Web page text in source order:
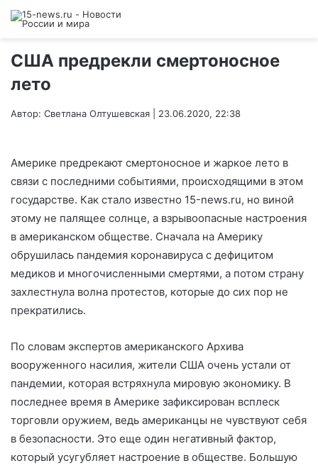
США предрекли смертоносное
лето
Автор: Светлана Олтушевская | 23.06.2020, 22:38
Америке предрекают смертоносное и жаркое лето в
связи с последними событиями, происходящими в этом
государстве. Как стало известно 15-news.ru, но виной
этому не палящее солнце, а взрывоопасные настроения
в американском обществе. Сначала на Америку
обрушилась пандемия коронавируса с дефицитом
медиков и многочисленными смертями, а потом страну
захлестнула волна протестов, которые до сих пор не
прекратились.
По словам экспертов американского Архива
вооруженного насилия, жители США очень устали от
пандемии, которая встряхнула мировую экономику. В
последнее время в Америке зафиксирован всплеск
торговли оружием, ведь американцы не чувствуют себя
в безопасности. Это еще один негативный фактор,
который усугубляет настроение в обществе. Большую